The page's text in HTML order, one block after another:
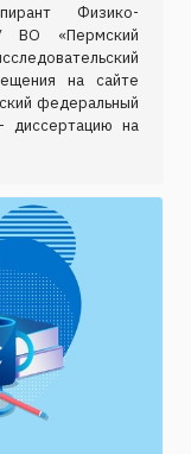
Физико-
ВО «Пермский
на сайте
федеральный
диссертацию на